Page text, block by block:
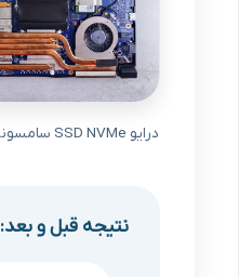
درایو SSD NVMe سامسونگ نصب شده در اسلات M.2
نتیجه قبل و بعد: